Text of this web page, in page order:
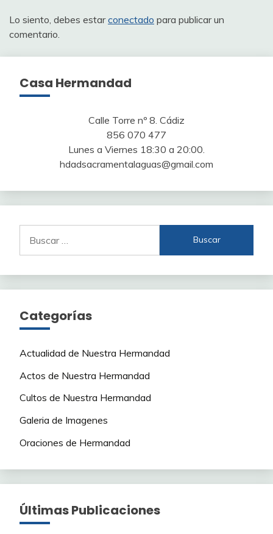
Lo siento, debes estarconectado para publicar un
comentario.
Casa Hermandad
Calle Torre nº 8. Cádiz
856 070 477
Lunes a Viernes 18:30 a 20:00.
hdadsacramentalaguas@gmail.com
Categorías
Actualidad de Nuestra Hermandad
Actos de Nuestra Hermandad
Cultos de Nuestra Hermandad
Galeria de Imagenes
Oraciones de Hermandad
Últimas Publicaciones